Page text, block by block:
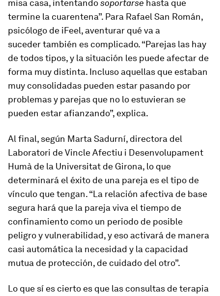
misa casa, intentandosoportarse hasta que
termine la cuarentena”. Para Rafael San Román,
psicólogo de iFeel, aventurar qué va a
suceder también es complicado. “Parejas las hay
de todos tipos, y la situación les puede afectar de
forma muy distinta. Incluso aquellas que estaban
muy consolidadas pueden estar pasando por
problemas y parejas que no lo estuvieran se
pueden estar afianzando”, explica.
Al final, según Marta Sadurní, directora del
Laboratori de Vincle Afectiu i Desenvolupament
Humà de la Universitat de Girona, lo que
determinará el éxito de una pareja es el tipo de
vínculo que tengan. “La relación afectiva de base
segura hará que la pareja viva el tiempo de
confinamiento como un periodo de posible
peligro y vulnerabilidad, y eso activará de manera
casi automática la necesidad y la capacidad
mutua de protección, de cuidado del otro”.
Lo que sí es cierto es que las consultas de terapia